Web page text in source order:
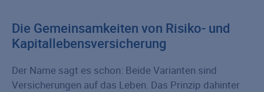
Die Gemeinsamkeiten von Risiko- und
Kapitallebensversicherung
Der Name sagt es schon: Beide Varianten sind
Versicherungen auf das Leben. Das Prinzip dahinter